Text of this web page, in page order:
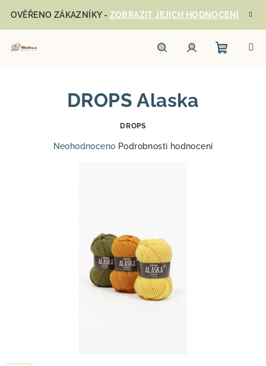
obsah
OVĚŘENO ZÁKAZNÍKY - ZOBRAZIT JEJICH HODNOCENÍ
DROPS Alaska
DROPS
Průměrné
Neohodnoceno Podrobnosti hodnocení